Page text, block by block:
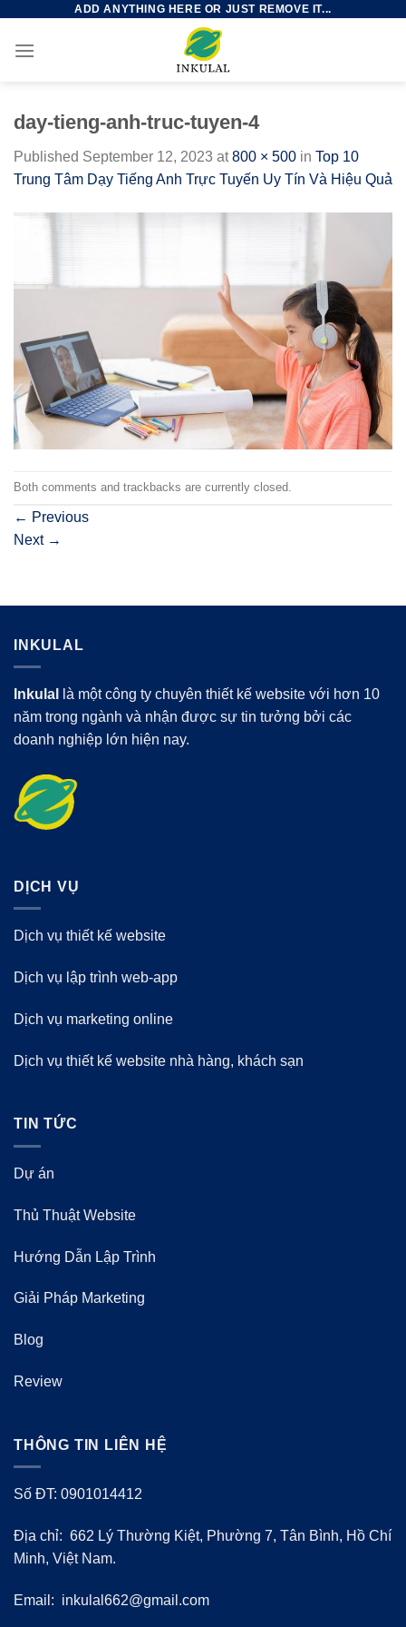
content
ADD ANYTHING HERE OR JUST REMOVE IT...
day-tieng-anh-truc-tuyen-4
Published September 12, 2023 at800 × 500 in Top 10
Trung Tâm Dạy Tiếng Anh Trực Tuyến Uy Tín Và Hiệu Quả
Both comments and trackbacks are currently closed.
← Previous
Next →
INKULAL
Inkulal
là một công ty chuyên thiết kế website với hơn 10
năm trong ngành và nhận được sự tin tưởng bởi các
doanh nghiệp lớn hiện nay.
DỊCH VỤ
Dịch vụ thiết kế website
Dịch vụ lập trình web-app
Dịch vụ marketing online
Dịch vụ thiết kế website nhà hàng, khách sạn
TIN TỨC
Dự án
Thủ Thuật Website
Hướng Dẫn Lập Trình
Giải Pháp Marketing
Blog
Review
THÔNG TIN LIÊN HỆ
Số ĐT: 0901014412
Địa chỉ: 662 Lý Thường Kiệt, Phường 7, Tân Bình, Hồ Chí
Minh, Việt Nam.
Email: inkulal662@gmail.com